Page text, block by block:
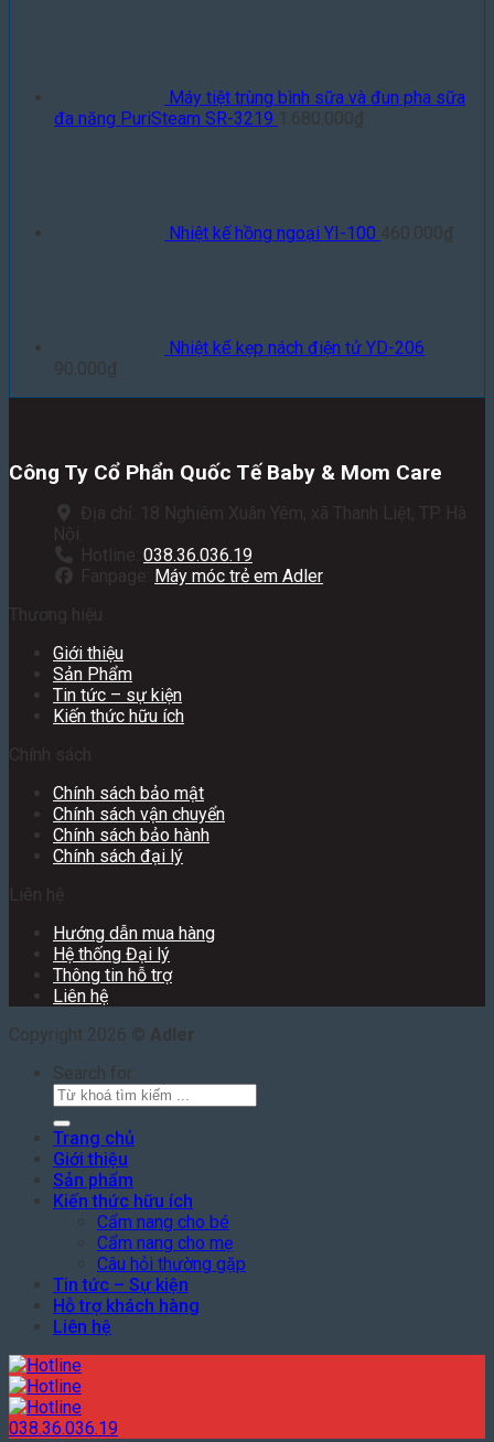
Máy tiệt trùng bình sữa và đun pha sữa
đa năng PuriSteam SR-3219 1.680.000₫
Nhiệt kế hồng ngoại YI-100 460.000₫
Nhiệt kế kẹp nách điện tử YD-206
90.000₫
Công Ty Cổ Phẩn Quốc Tế Baby & Mom Care
Địa chỉ: 18 Nghiêm Xuân Yêm, xã Thanh Liệt, TP. Hà
Nội.
Hotline: 038.36.036.19
Fanpage: Máy móc trẻ em Adler
Thương hiệu
Giới thiệu
Sản Phẩm
Tin tức – sự kiện
Kiến thức hữu ích
Chính sách
Chính sách bảo mật
Chính sách vận chuyển
Chính sách bảo hành
Chính sách đại lý
Liên hệ
Hướng dẫn mua hàng
Hệ thống Đại lý
Thông tin hỗ trợ
Liên hệ
Copyright 2026 © Adler
Search for:
Trang chủ
Giới thiệu
Sản phẩm
Kiến thức hữu ích
Cẩm nang cho bé
Cẩm nang cho mẹ
Câu hỏi thường gặp
Tin tức – Sự kiện
Hỗ trợ khách hàng
Liên hệ
038.36.036.19